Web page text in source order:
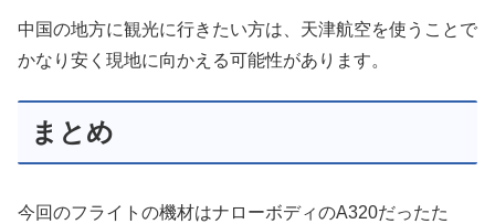
中国の地方に観光に行きたい方は、天津航空を使うことで
かなり安く現地に向かえる可能性があります。
まとめ
今回のフライトの機材はナローボディのA320だったた